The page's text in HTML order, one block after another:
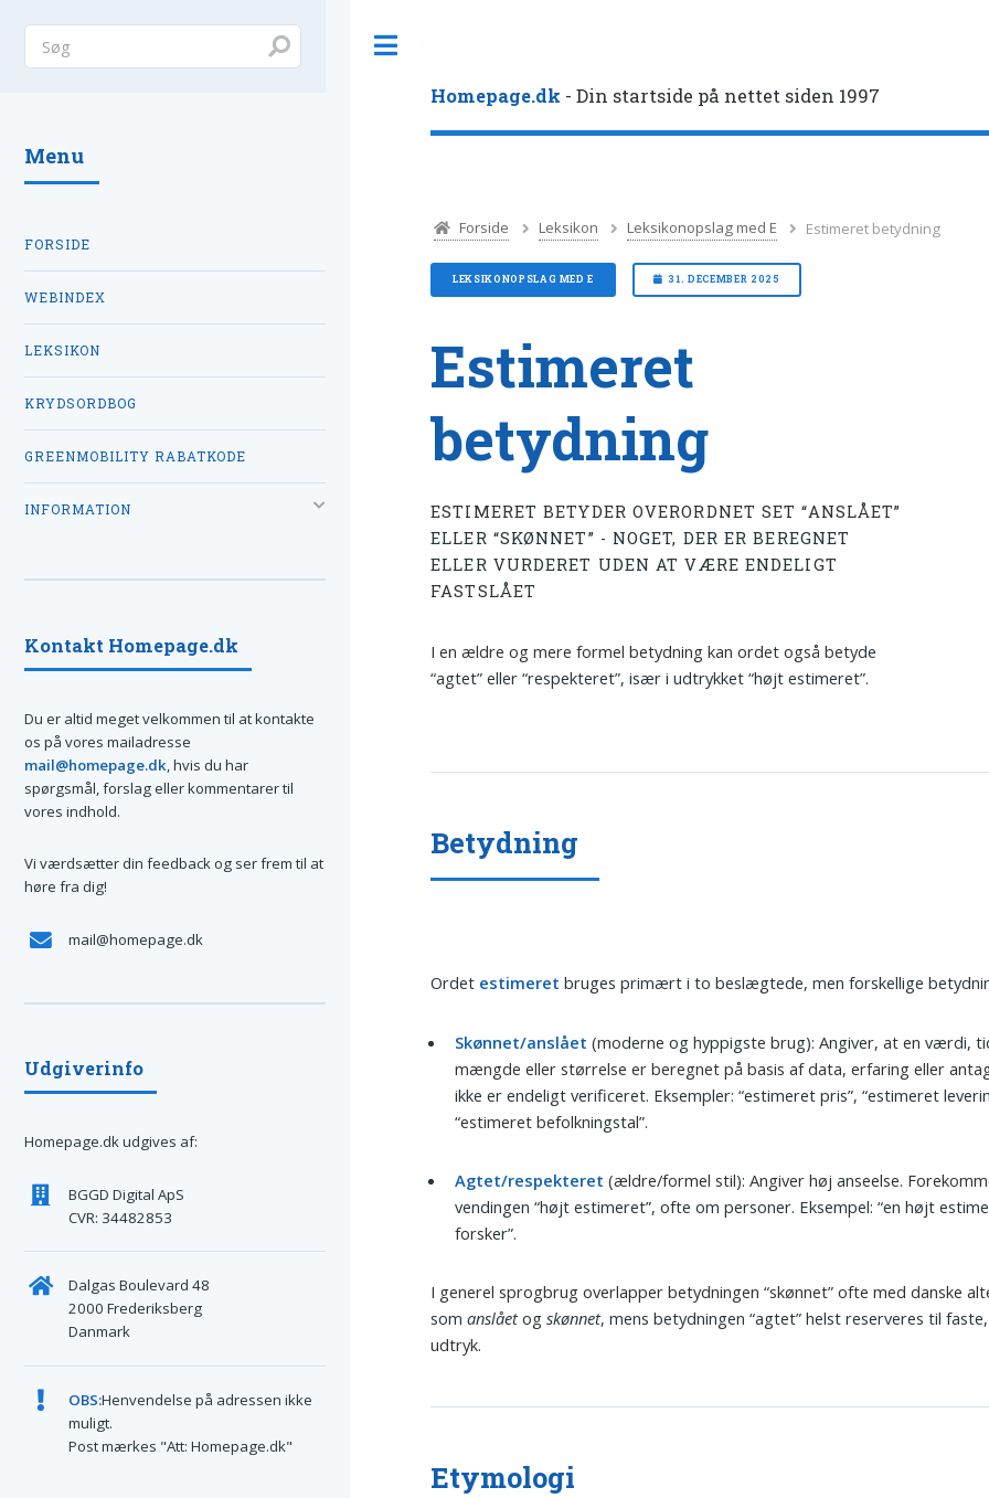
Homepage.dk - Din startside på nettet siden 1997
Forside Leksikon Leksikonopslag med E Estimeret betydning
LEKSIKONOPSLAG MED E 31. DECEMBER 2025
Estimeret
betydning
ESTIMERET BETYDER OVERORDNET SET “ANSLÅET”
ELLER “SKØNNET” - NOGET, DER ER BEREGNET
ELLER VURDERET UDEN AT VÆRE ENDELIGT
FASTSLÅET
I en ældre og mere formel betydning kan ordet også betyde
“agtet” eller “respekteret”, især i udtrykket “højt estimeret”.
Betydning
Ordet estimeret bruges primært i to beslægtede, men forskellige
Skønnet/anslået (moderne og hyppigste brug): Angiver, at en værdi,
mængde eller størrelse er beregnet på basis af data, erfaring eller
ikke er endeligt verificeret. Eksempler: “estimeret pris”, “estimeret
“estimeret befolkningstal”.
Agtet/respekteret (ældre/formel stil): Angiver høj anseelse.
vendingen “højt estimeret”, ofte om personer. Eksempel: “en højt
forsker”.
I generel sprogbrug overlapper betydningen “skønnet” ofte med danske
somanslåetogskønnet, mens betydningen “agtet” helst reserveres til
udtryk.
Etymologi
Menu
FORSIDE
WEBINDEX
LEKSIKON
KRYDSORDBOG
GREENMOBILITY RABATKODE
INFORMATION
Kontakt Homepage.dk
Du er altid meget velkommen til at kontakte
os på vores mailadresse
mail@homepage.dk, hvis du har
spørgsmål, forslag eller kommentarer til
vores indhold.
Vi værdsætter din feedback og ser frem til at
høre fra dig!
mail@homepage.dk
Udgiverinfo
Homepage.dk udgives af:
BGGD Digital ApS
CVR: 34482853
Dalgas Boulevard 48
2000 Frederiksberg
Danmark
OBS:Henvendelse på adressen ikke
muligt.
Post mærkes "Att: Homepage.dk"